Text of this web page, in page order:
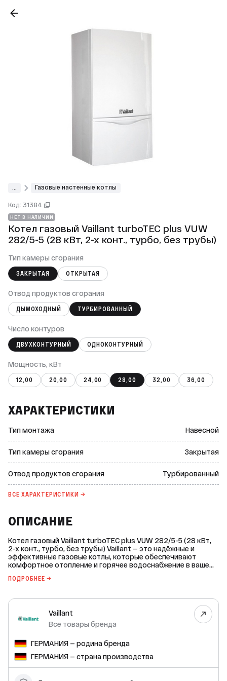
Газовые настенные котлы
Код: 31384
НЕТ В НАЛИЧИИ
Котел газовый Vaillant turboTEC plus VUW
282/5-5 (28 кВт, 2-х конт., турбо, без трубы)
Тип камеры сгорания
ЗАКРЫТАЯ ОТКРЫТАЯ
Отвод продуктов сгорания
ДЫМОХОДНЫЙ ТУРБИРОВАННЫЙ
Число контуров
ДВУХКОНТУРНЫЙ ОДНОКОНТУРНЫЙ
Мощность, кВт
12,00 20,00 24,00 28,00 32,00 36,00
ХАРАКТЕРИСТИКИ
Тип монтажа Навесной
Тип камеры сгорания Закрытая
Отвод продуктов сгорания Турбированный
ВСЕ ХАРАКТЕРИСТИКИ →
ОПИСАНИЕ
Котел газовый Vaillant turboTEC plus VUW 282/5-5 (28 кВт,
2-х конт., турбо, без трубы) Vaillant — это надёжные и
эффективные газовые котлы, которые обеспечивают
комфортное отопление и горячее водоснабжение в вашем
предназначен для помещений площадью до 280 кв.м.
Камера сгорания: закрытая. * Отвод продуктов сгорания:
принудительное дымоудаление (турбированный). *
Мощность: 28,00 кВт. * Площадь отапливаемого
помещения: до 280 м². * Число контуров: двухконтурный. *
Материал теплообменника отопления: медь. * Материал
теплообменника ГВС: нержавеющая сталь. * Подключение
контуров отопления: 3/4 дюйма. * Расширительный бак:
встроенный, объём 10 л. * Давление в расширительном
баке: 1,0 bar. * Циркуляционный насос: встроенный. *
Система защиты блокировки насоса: да, включается
автоматически каждые 24 часа. * Вид системы отопления:
ПОДРОБНЕЕ →
Vaillant
Все товары бренда
ГЕРМАНИЯ — родина бренда
ГЕРМАНИЯ — страна производства